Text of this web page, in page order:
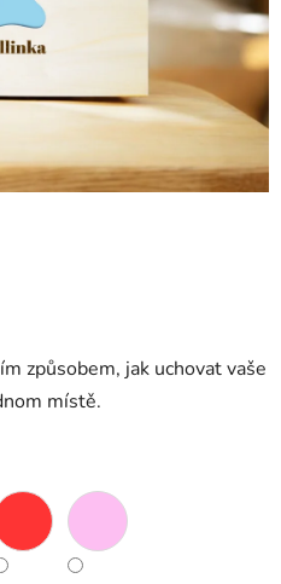
způsobem, jak uchovat vaše
místě.